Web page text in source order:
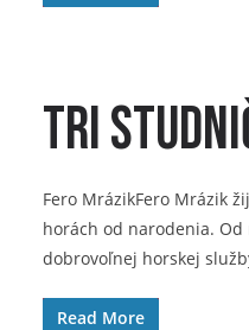
Tri
Fero MrázikFero Mrázik
horách od narodenia. Od
dobrovoľnej horskej
Read More